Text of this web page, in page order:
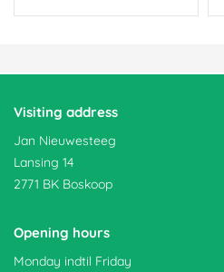
Visiting address
Jan Nieuwesteeg
Lansing 14
2771 BK Boskoop
Opening hours
Monday indtil Friday